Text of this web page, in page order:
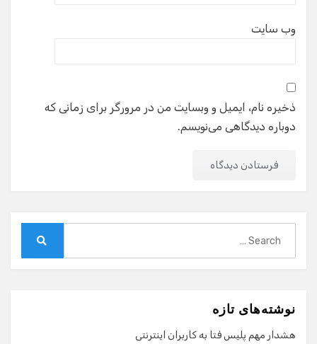
وب‌ سایت
ذخیره نام، ایمیل و وبسایت من در مرورگر برای زمانی که
دوباره دیدگاهی می‌نویسم.
نوشته‌های تازه
هشدار مهم پلیس فتا به کاربران اینترنتی